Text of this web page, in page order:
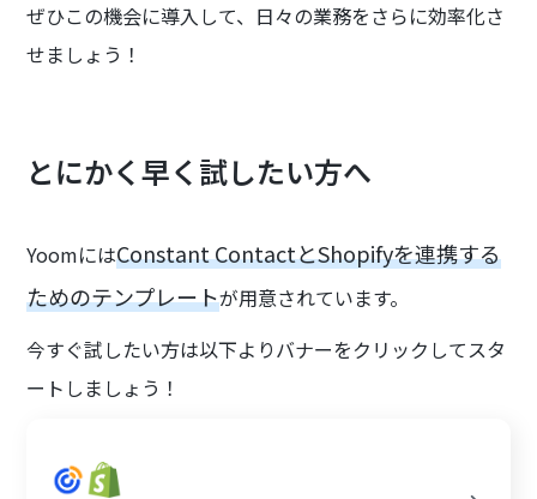
ぜひこの機会に導入して、日々の業務をさらに効率化さ
せましょう！
とにかく早く試したい方へ
YoomにはConstant ContactとShopifyを連携する
ためのテンプレートが用意されています。
今すぐ試したい方は以下よりバナーをクリックしてスタ
ートしましょう！